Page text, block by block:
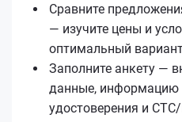
Сравните
— изучите цены и
оптимальный
Заполните анкету —
данные, информацию
удостоверения и